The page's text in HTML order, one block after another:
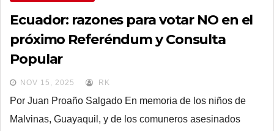
Ecuador: razones para votar NO en el
próximo Referéndum y Consulta
Popular
NOV 15, 2025 RK
Por Juan Proaño Salgado En memoria de los niños de
Malvinas, Guayaquil, y de los comuneros asesinados